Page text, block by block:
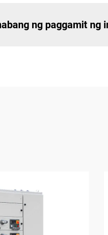
ng paggamit ng